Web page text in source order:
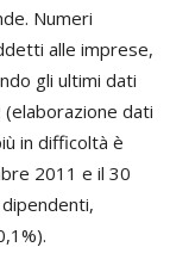
Numeri
alle imprese,
gli ultimi dati
dati
in difficoltà è
2011 e il 30